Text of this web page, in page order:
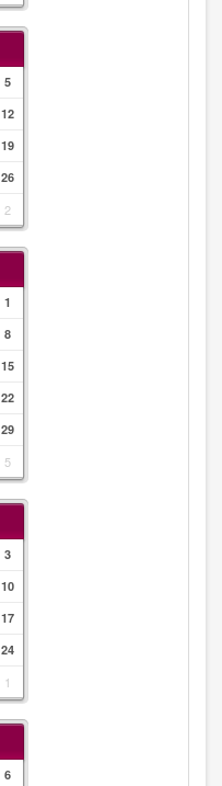
5
12
19
26
2
1
8
15
22
29
5
3
10
17
24
1
6